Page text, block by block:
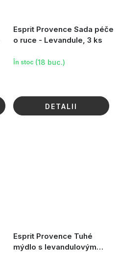
Esprit Provence Sada péče
o ruce - Levandule, 3 ks
În stoc (18 buc.)
DETALII
Esprit Provence Tuhé
mýdlo s levandulovým